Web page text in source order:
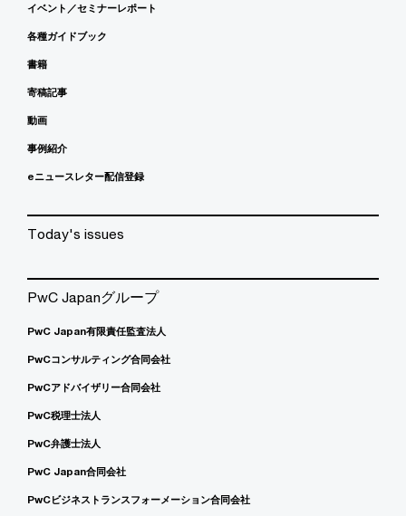
イベント／セミナーレポート
各種ガイドブック
書籍
寄稿記事
動画
事例紹介
eニュースレター配信登録
Today's issues
PwC Japanグループ
PwC Japan有限責任監査法人
PwCコンサルティング合同会社
PwCアドバイザリー合同会社
PwC税理士法人
PwC弁護士法人
PwC Japan合同会社
PwCビジネストランスフォーメーション合同会社